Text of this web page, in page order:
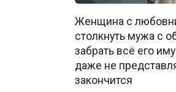
Женщина с
столкнуть мужа с
забрать всё его
даже не
закончится